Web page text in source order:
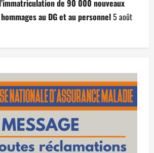
de 90 000 nouveaux
au DG et au personnel5 août